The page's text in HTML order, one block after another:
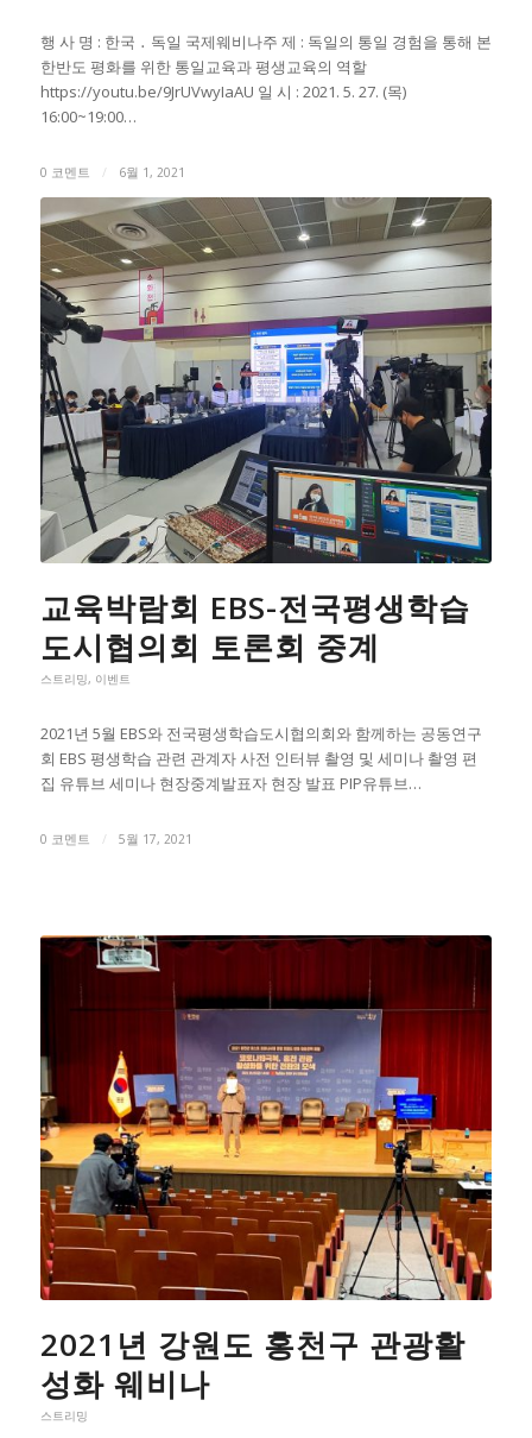
행 사 명 : 한국 ․ 독일 국제웨비나주 제 : 독일의 통일 경험을 통해 본
한반도 평화를 위한 통일교육과 평생교육의 역할
https://youtu.be/9JrUVwyIaAU 일 시 : 2021. 5. 27. (목)
16:00~19:00…
0 코멘트 / 6월 1, 2021
교육박람회 EBS-전국평생학습
도시협의회 토론회 중계
스트리밍, 이벤트
2021년 5월 EBS와 전국평생학습도시협의회와 함께하는 공동연구
회 EBS 평생학습 관련 관계자 사전 인터뷰 촬영 및 세미나 촬영 편
집 유튜브 세미나 현장중계발표자 현장 발표 PIP유튜브…
0 코멘트 / 5월 17, 2021
2021년 강원도 홍천구 관광활
성화 웨비나
스트리밍